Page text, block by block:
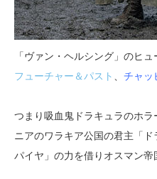
「ヴァン・ヘルシング」のヒ
フューチャー＆パスト
チャッ
つまり吸血鬼ドラキュラのホ
ニアのワラキア公国の君主「
パイヤ」の力を借りオスマン帝